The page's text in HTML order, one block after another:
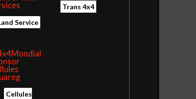
Service
Trans 4x4
Cellules